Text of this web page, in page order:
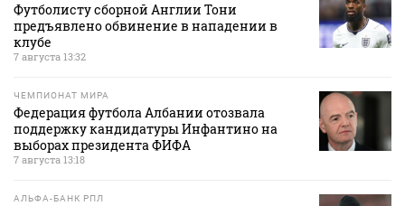
Футболисту сборной Англии Тони
предъявлено обвинение в нападении в
клубе
7 августа 13:32
ЧЕМПИОНАТ МИРА
Федерация футбола Албании отозвала
поддержку кандидатуры Инфантино на
выборах президента ФИФА
7 августа 13:18
АЛЬФА-БАНК РПЛ